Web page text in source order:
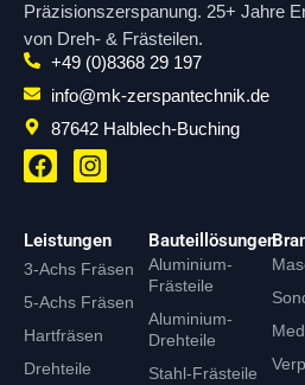
Präzisionszerspanung. 25+ Jahre
von Dreh- & Frästeilen.
+49 (0)8368 29 197
info@mk-zerspantechnik.de
87642 Halblech-Buching
F
a
e
b
o
o
k
I
n
t
a
g
r
a
m
Leistungen
3-Achs Fräsen
5-Achs Fräsen
Hartfräsen
Drehteile
Bauteillösungen
Aluminium-
Frästeile
Aluminium-
Drehteile
Stahl-Frästeile